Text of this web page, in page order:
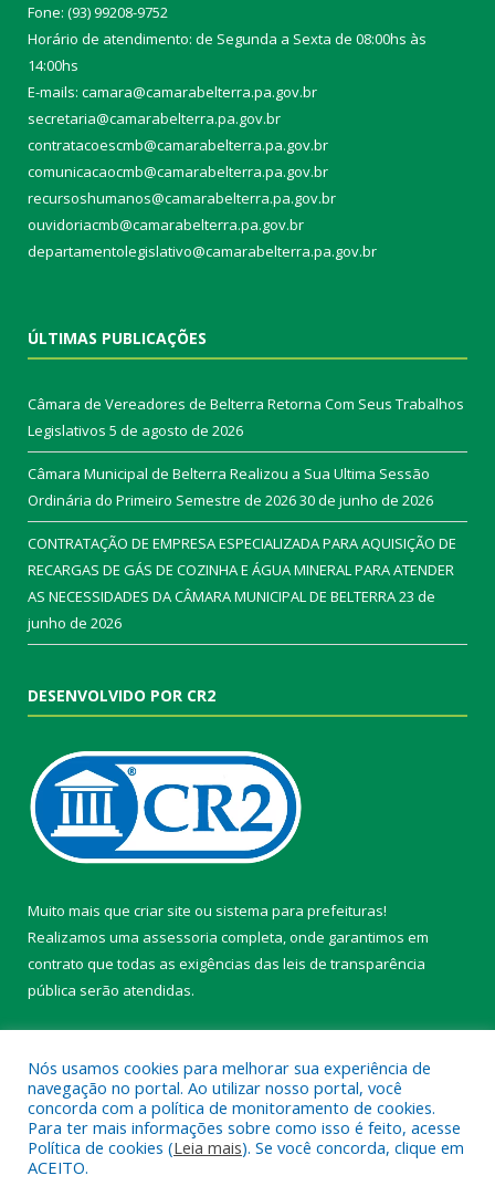
Fone: (93) 99208-9752
Horário de atendimento: de Segunda a Sexta de 08:00hs às
14:00hs
E-mails: camara@camarabelterra.pa.gov.br
secretaria@camarabelterra.pa.gov.br
contratacoescmb@camarabelterra.pa.gov.br
comunicacaocmb@camarabelterra.pa.gov.br
recursoshumanos@camarabelterra.pa.gov.br
ouvidoriacmb@camarabelterra.pa.gov.br
departamentolegislativo@camarabelterra.pa.gov.br
ÚLTIMAS PUBLICAÇÕES
Câmara de Vereadores de Belterra Retorna Com Seus Trabalhos
Legislativos 5 de agosto de 2026
Câmara Municipal de Belterra Realizou a Sua Ultima Sessão
Ordinária do Primeiro Semestre de 202630 de junho de 2026
CONTRATAÇÃO DE EMPRESA ESPECIALIZADA PARA AQUISIÇÃO DE
RECARGAS DE GÁS DE COZINHA E ÁGUA MINERAL PARA ATENDER
AS NECESSIDADES DA CÂMARA MUNICIPAL DE BELTERRA23 de
junho de 2026
DESENVOLVIDO POR CR2
Muito mais que criar site ou sistema para prefeituras!
Realizamos uma assessoria completa, onde garantimos em
contrato que todas as exigências das leis de transparência
pública serão atendidas.
Todos os direitos reservados a Câmara Municipal de Belterra.
Nós usamos cookies para melhorar sua experiência de
navegação no portal. Ao utilizar nosso portal, você
concorda com a política de monitoramento de cookies.
Para ter mais informações sobre como isso é feito, acesse
Política de cookies (Leia mais). Se você concorda, clique em
ACEITO.